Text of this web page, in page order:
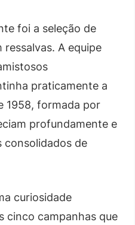
foi a seleção de
ressalvas. A equipe
praticamente a
1958, formada por
profundamente e
consolidados de
curiosidade
cinco campanhas que